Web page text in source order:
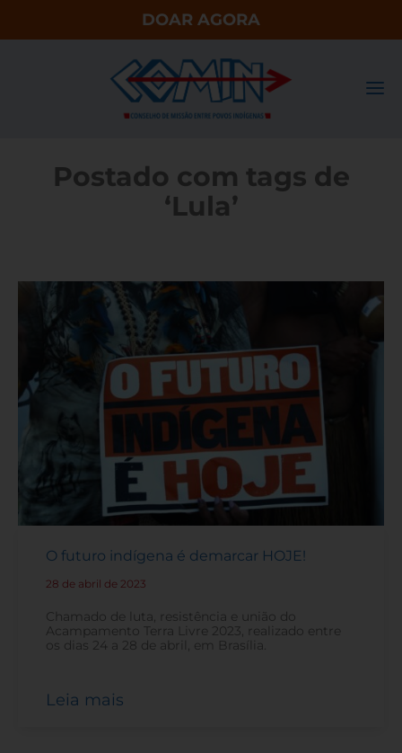
DOAR AGORA
Postado com tags de
‘Lula’
O futuro indígena é demarcar HOJE!
28 de abril de 2023
Chamado de luta, resistência e união do
Acampamento Terra Livre 2023, realizado entre
os dias 24 a 28 de abril, em Brasília.
Leia mais